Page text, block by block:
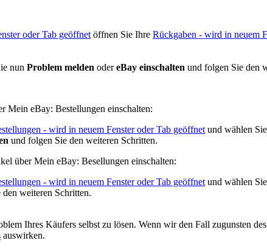
oder Tab geöffnet öffnen Sie Ihre Rückgaben - wird in neuem
nun Problem melden odereBay einschalten und folgen Sie den
Mein eBay: Bestellungen einschalten:
- wird in neuem Fenster oder Tab geöffnet und wählen Sie
und folgen Sie den weiteren Schritten.
über Mein eBay: Besellungen einschalten:
- wird in neuem Fenster oder Tab geöffnet und wählen Sie
weiteren Schritten.
Ihres Käufers selbst zu lösen. Wenn wir den Fall zugunsten
auswirken.